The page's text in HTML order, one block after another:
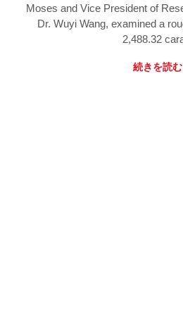
Moses and Vice President of
Dr. Wuyi Wang, examined a
2,488.32
続きを読む